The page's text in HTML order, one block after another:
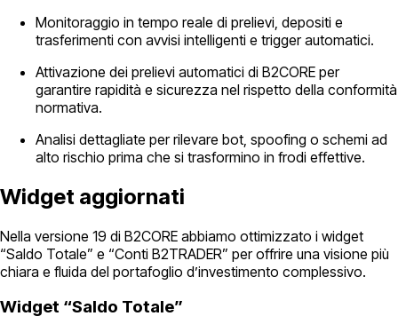
Monitoraggio in tempo reale di prelievi, depositi e
trasferimenti con avvisi intelligenti e trigger automatici.
Attivazione dei prelievi automatici di B2CORE per
garantire rapidità e sicurezza nel rispetto della conformità
normativa.
Analisi dettagliate per rilevare bot, spoofing o schemi ad
alto rischio prima che si trasformino in frodi effettive.
Widget aggiornati
Nella versione 19 di B2CORE abbiamo ottimizzato i widget
“Saldo Totale” e “Conti B2TRADER” per offrire una visione più
chiara e fluida del portafoglio d’investimento complessivo.
Widget “Saldo Totale”